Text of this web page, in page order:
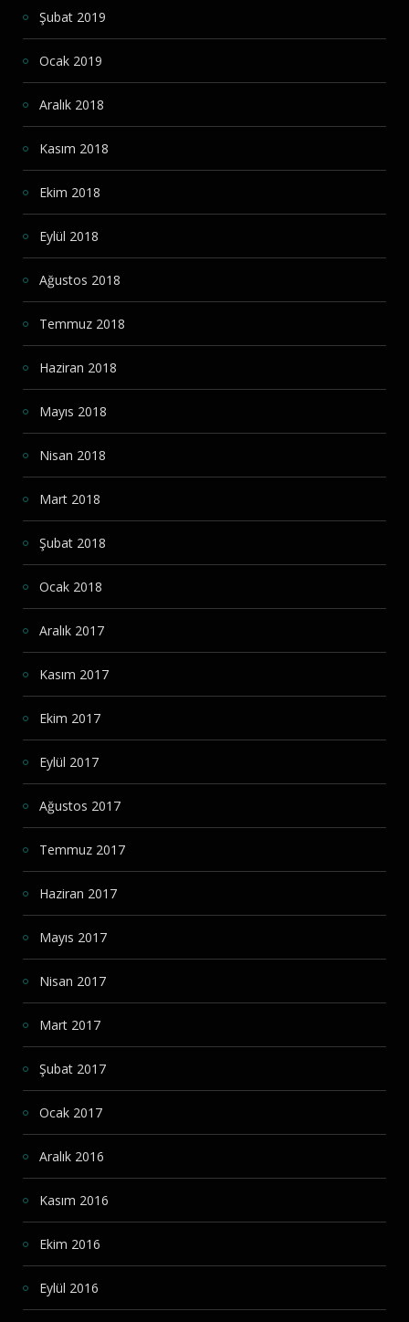
Şubat 2019
Ocak 2019
Aralık 2018
Kasım 2018
Ekim 2018
Eylül 2018
Ağustos 2018
Temmuz 2018
Haziran 2018
Mayıs 2018
Nisan 2018
Mart 2018
Şubat 2018
Ocak 2018
Aralık 2017
Kasım 2017
Ekim 2017
Eylül 2017
Ağustos 2017
Temmuz 2017
Haziran 2017
Mayıs 2017
Nisan 2017
Mart 2017
Şubat 2017
Ocak 2017
Aralık 2016
Kasım 2016
Ekim 2016
Eylül 2016